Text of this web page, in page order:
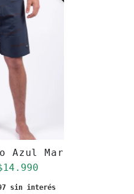
Azul Marino Hombre
de oferta
sin interés